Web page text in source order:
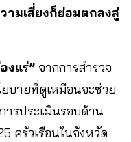
ามเสี่ยงก็ย่อมตกลงสู่
งแร่” จากการสำรวจ
บายที่ดูเหมือนจะช่วย
ารประเมินรอบด้าน
ครัวเรือนในจังหวัด